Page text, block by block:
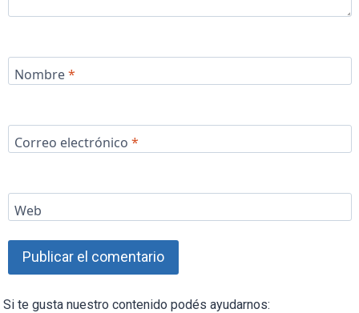
Nombre*
Correo electrónico *
Web
Si te gusta nuestro contenido podés ayudarnos: